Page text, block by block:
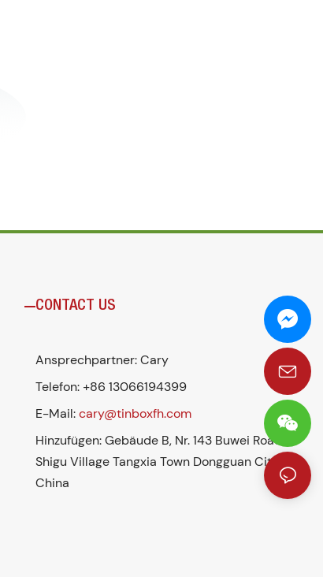
CONTACT US
Ansprechpartner: Cary
Telefon: +86 13066194399
E-Mail:cary@tinboxfh.com
Hinzufügen: Gebäude B, Nr. 143 Buwei Road
Shigu Village Tangxia Town Dongguan City
China